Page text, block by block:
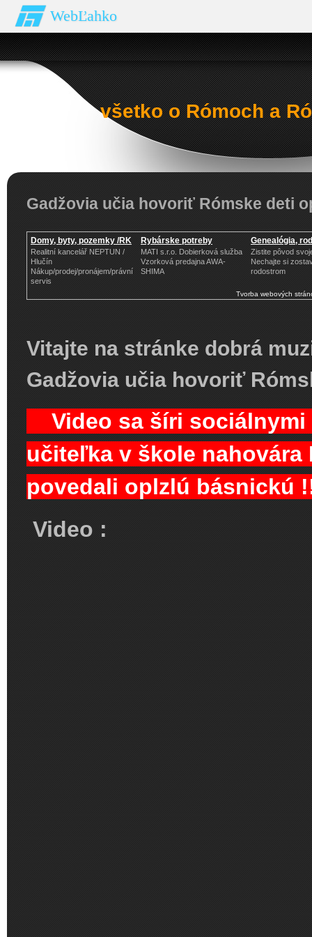
WebĽahko
všetko o Rómoch a
Gadžovia učia hovoriť Rómske deti
Domy, byty, pozemky /RK
Realitní kancelář NEPTUN /
Hlučín
Nákup/prodej/pronájem/právní
servis
Rybárske potreby
MATI s.r.o. Dobierková služba
Vzorková predajna AWA-
SHIMA
Genealógia,
Zistite pôvod
Nechajte si
rodostrom
Tvorba webových
Vitajte na stránke dobrá
Gadžovia učia hovoriť
Video sa šíri sociálnymi
učiteľka v škole
povedali oplzlú
Video :